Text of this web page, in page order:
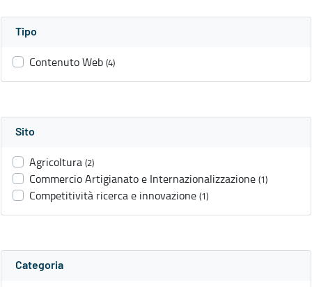
Tipo
Contenuto Web (4)
Sito
Agricoltura (2)
Commercio Artigianato e Internazionalizzazione (1)
Competitività ricerca e innovazione (1)
Categoria